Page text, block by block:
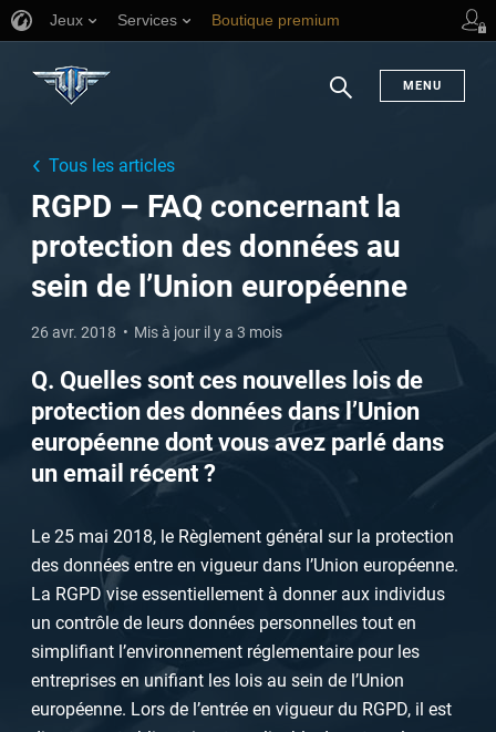
Jeux Services Boutique premium
Chercher
MENU
Tous les articles
RGPD – FAQ concernant la
protection des données au
sein de l’Union européenne
26 avr. 2018 Mis à jour il y a 3 mois
Q. Quelles sont ces nouvelles lois de
protection des données dans l’Union
européenne dont vous avez parlé dans
un email récent ?
Le 25 mai 2018, le Règlement général sur la protection
des données entre en vigueur dans l’Union européenne.
La RGPD vise essentiellement à donner aux individus
un contrôle de leurs données personnelles tout en
simplifiant l’environnement réglementaire pour les
entreprises en unifiant les lois au sein de l’Union
européenne. Lors de l’entrée en vigueur du RGPD, il est